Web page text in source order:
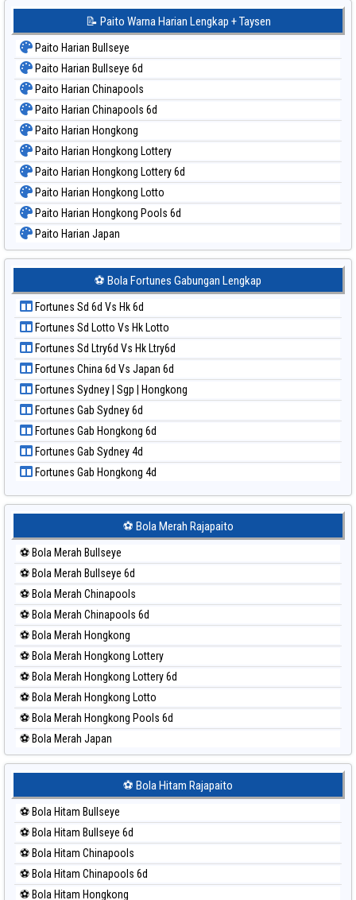
📝 Paito Warna Harian Lengkap + Taysen
Paito Harian Bullseye
Paito Harian Bullseye 6d
Paito Harian Chinapools
Paito Harian Chinapools 6d
Paito Harian Hongkong
Paito Harian Hongkong Lottery
Paito Harian Hongkong Lottery 6d
Paito Harian Hongkong Lotto
Paito Harian Hongkong Pools 6d
Paito Harian Japan
Paito Harian Japan 6d
Paito Harian Korea
Paito Harian Kuda Lari
Paito Harian Magnum Cambodia
Paito Harian Nagoya
Paito Harian New York Midday
Paito Harian North Carolina Day
Paito Harian Pcso
Paito Harian Pennsylvania Day
Paito Harian Sao Paulo
Paito Harian Singapore
Paito Harian Sydney
Paito Harian Sydney Lottery
Paito Harian Sydney Lottery 6d
Paito Harian Sydney Lotto
Paito Harian Sydney Pools 6d
Paito Harian Taipei
Paito Harian Taiwan
⚽ Bola Fortunes Gabungan Lengkap
Fortunes Sd 6d Vs Hk 6d
Fortunes Sd Lotto Vs Hk Lotto
Fortunes Sd Ltry6d Vs Hk Ltry6d
Fortunes China 6d Vs Japan 6d
Fortunes Sydney | Sgp | Hongkong
Fortunes Gab Sydney 6d
Fortunes Gab Hongkong 6d
Fortunes Gab Sydney 4d
Fortunes Gab Hongkong 4d
⚽ Bola Merah Rajapaito
⚽ Bola Merah Bullseye
⚽ Bola Merah Bullseye 6d
⚽ Bola Merah Chinapools
⚽ Bola Merah Chinapools 6d
⚽ Bola Merah Hongkong
⚽ Bola Merah Hongkong Lottery
⚽ Bola Merah Hongkong Lottery 6d
⚽ Bola Merah Hongkong Lotto
⚽ Bola Merah Hongkong Pools 6d
⚽ Bola Merah Japan
⚽ Bola Merah Japan 6d
⚽ Bola Merah Kuda Lari
⚽ Bola Merah Magnum Cambodia
⚽ Bola Merah Nagoya
⚽ Bola Merah North Carolina Day
⚽ Bola Merah Pcso
⚽ Bola Hitam Rajapaito
⚽ Bola Hitam Bullseye
⚽ Bola Hitam Bullseye 6d
⚽ Bola Hitam Chinapools
⚽ Bola Hitam Chinapools 6d
⚽ Bola Hitam Hongkong